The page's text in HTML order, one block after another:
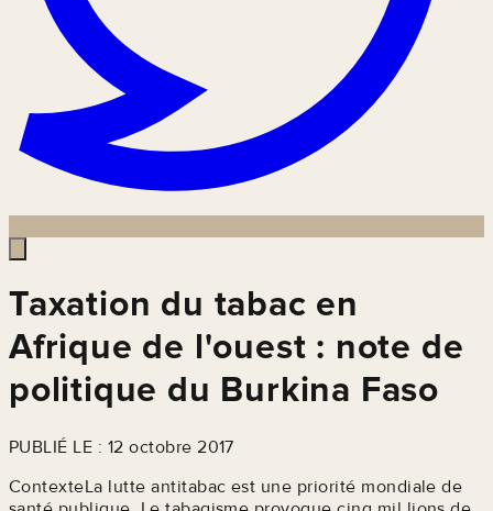
Taxation du tabac en
Afrique de l'ouest : note de
politique du Burkina Faso
PUBLIÉ LE : 12 octobre 2017
ContexteLa lutte antitabac est une priorité mondiale de